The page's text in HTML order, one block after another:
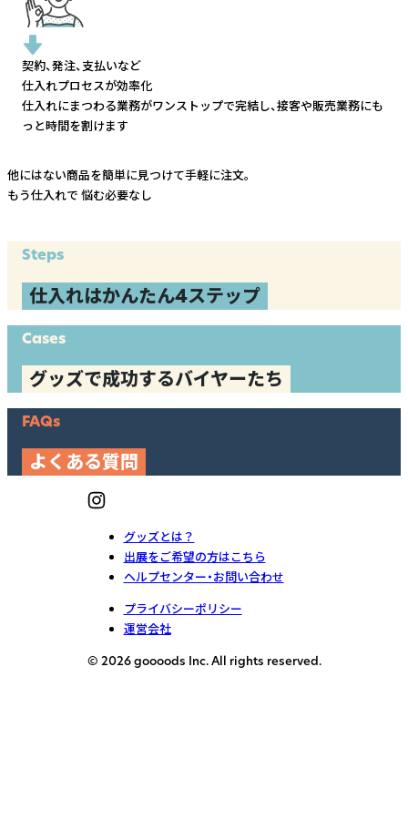
契約、発注、支払いなど
仕入れプロセスが効率化
仕入れにまつわる業務がワンストップで完結し、接客や販売業務にも
っと時間を割けます
他にはない商品を簡単に見つけて手軽に注文。
もう仕入れで 悩む必要なし
Steps
仕入れはかんたん4ステップ
Cases
グッズで成功するバイヤーたち
FAQs
よくある質問
グッズとは？
出展をご希望の方はこちら
ヘルプセンター・お問い合わせ
プライバシーポリシー
運営会社
© 2026 goooods Inc. All rights reserved.